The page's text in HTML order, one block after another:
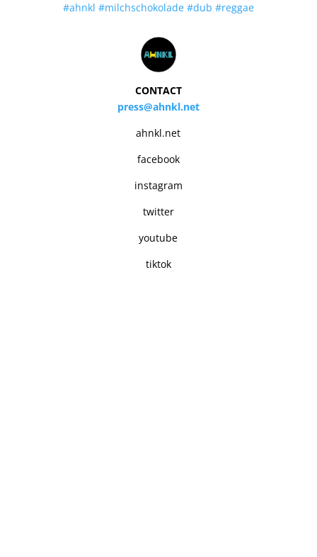
#ahnkl #milchschokolade #dub #reggae
CONTACT
press@ahnkl.net
ahnkl.net
facebook
instagram
twitter
youtube
tiktok